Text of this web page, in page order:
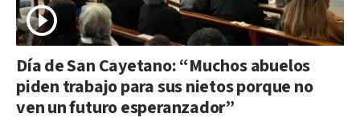
Día de San Cayetano: “Muchos abuelos
piden trabajo para sus nietos porque no
ven un futuro esperanzador”